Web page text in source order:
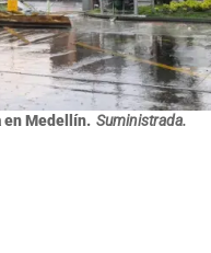
en Medellín. Suministrada.